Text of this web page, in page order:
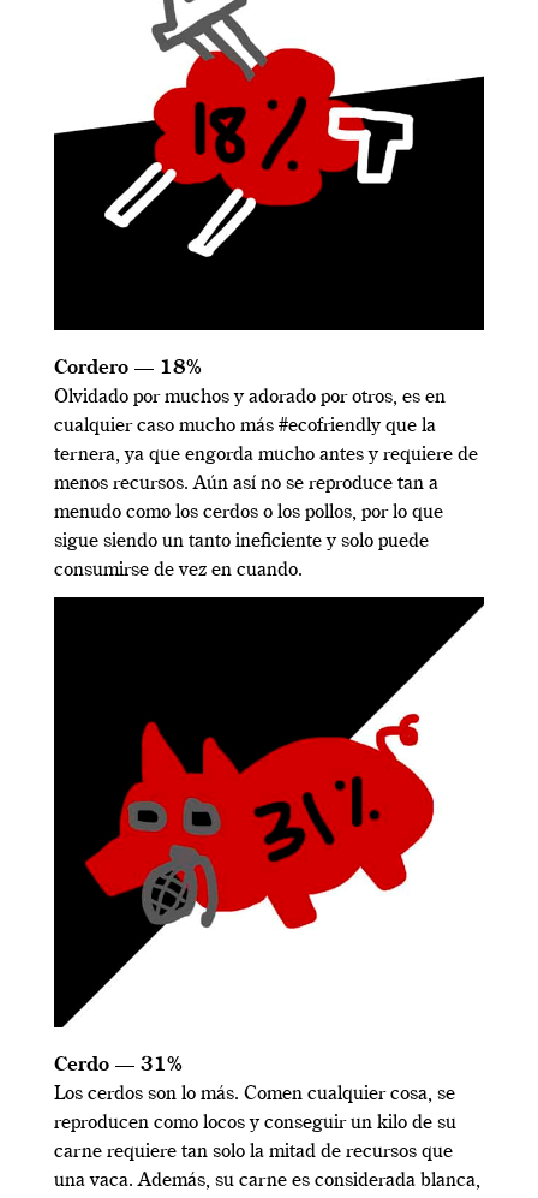
Cordero — 18%
Olvidado por muchos y adorado por otros, es en
cualquier caso mucho más #ecofriendly que la
ternera, ya que engorda mucho antes y requiere de
menos recursos. Aún así no se reproduce tan a
menudo como los cerdos o los pollos, por lo que
sigue siendo un tanto ineficiente y solo puede
consumirse de vez en cuando.
Cerdo — 31%
Los cerdos son lo más. Comen cualquier cosa, se
reproducen como locos y conseguir un kilo de su
carne requiere tan solo la mitad de recursos que
una vaca. Además, su carne es considerada blanca,